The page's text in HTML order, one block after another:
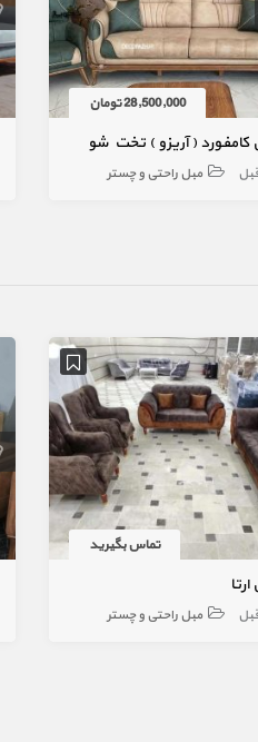
28,500,000 تومان
کامفورد ( آریزو ) تخت شو
مبل راحتی و چستر
تماس بگیرید
مبل راحتی و چستر